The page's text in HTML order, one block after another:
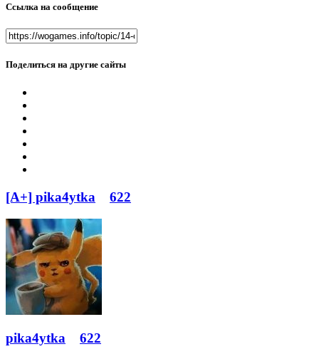
Ссылка на сообщение
Поделиться на другие сайты
[A+] pika4ytka 622
pika4ytka 622